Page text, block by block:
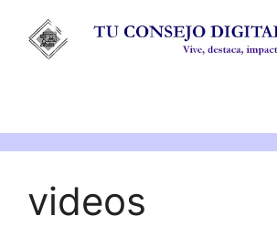
contenido
videos